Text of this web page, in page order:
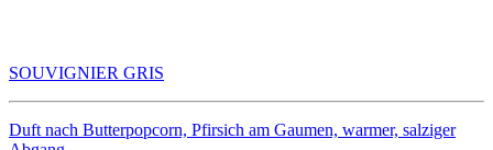
SOUVIGNIER GRIS
Duft nach Butterpopcorn, Pfirsich am Gaumen, warmer, salziger